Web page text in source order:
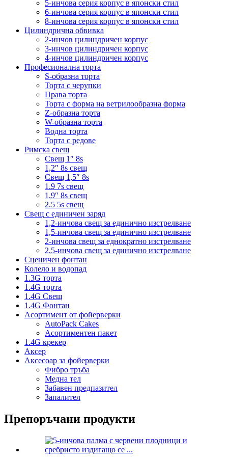
5-инчова серия корпус в японски стил
6-инчова серия корпус в японски стил
8-инчова серия корпус в японски стил
Цилиндрична обвивка
2-инчов цилиндричен корпус
3-инчов цилиндричен корпус
4-инчов цилиндричен корпус
Професионална торта
S-образна торта
Торта с черупки
Права торта
Торта с форма на ветрилообразна форма
Z-образна торта
W-образна торта
Водна торта
Торта с редове
Римска свещ
Свещ 1″ 8s
1,2″ 8s свещ
Свещ 1,5″ 8s
1.9 7s свещ
1,9″ 8s свещ
2.5 5s свещ
Свещ с единичен заряд
1,2-инчова свещ за единично изстрелване
1,5-инчова свещ за единично изстрелване
2-инчова свещ за еднократно изстрелване
2,5-инчова свещ за единично изстрелване
Сценичен фонтан
Колело и водопад
1.3G торта
1.4G торта
1.4G Свещ
1.4G Фонтан
Асортимент от фойерверки
AutoPack Cakes
Асортиментен пакет
1.4G крекер
Аксер
Аксесоар за фойерверки
Фибро тръба
Медна тел
Забавен предпазител
Запалител
Препоръчани продукти